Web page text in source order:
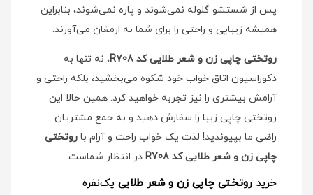
پس از شستشو گلوله نمی‌شوند و پاره نمی‌شوند، بنابراین
همیشه زیبایی و راحتی را برای شما به ارمغان می‌آورند.
روتختی چاپی زن و شعر طلایی کد R708
، نه تنها به
دکوراسیون اتاق خواب خود شکوه می‌بخشید، بلکه راحتی و
آرامش بیشتری را نیز تجربه خواهید کرد. همین حالا این
روتختی چاپی زیبا را سفارش دهید و به جمع مشتریان
راضی ما بپیوندید! لذت یک خواب راحت و آرام با روتختی
چاپی زن و شعر طلایی کد R708
در انتظار شماست.
خرید روتختی چاپی زن و شعر طلایی یک‌نفره